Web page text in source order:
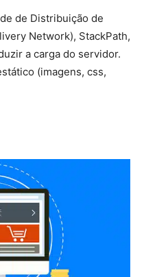
de Distribuição de
Network), StackPath,
a carga do servidor.
(imagens, css,